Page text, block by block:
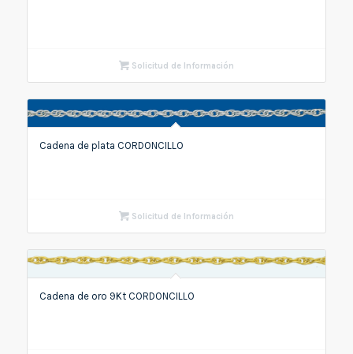
Solicitud de Información
Cadena de plata CORDONCILLO
Solicitud de Información
Cadena de oro 9Kt CORDONCILLO